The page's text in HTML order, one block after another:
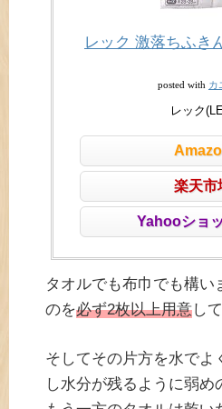
レック 激落ちふき
posted with カ
レック
楽天市
Yahooショ
タオルでも布巾でも構い
のを必ず2枚以上用意し
そしてその片方を水でよ
し水分が残るように弱め